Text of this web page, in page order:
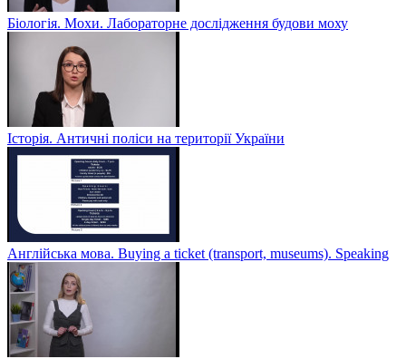
Біологія. Мохи. Лабораторне дослідження будови моху
Історія. Античні поліси на території України
Англійська мова. Buying a ticket (transport, museums). Speaking